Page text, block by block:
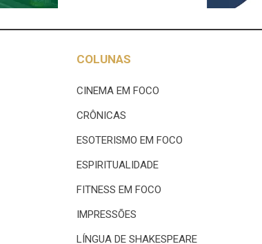
COLUNAS
CINEMA EM FOCO
CRÔNICAS
ESOTERISMO EM FOCO
ESPIRITUALIDADE
FITNESS EM FOCO
IMPRESSÕES
LÍNGUA DE SHAKESPEARE